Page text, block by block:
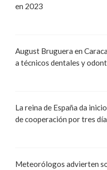
en 2023
August Bruguera en
a técnicos dentales y
La reina de España da
de cooperación por tres
Meteorólogos advierten